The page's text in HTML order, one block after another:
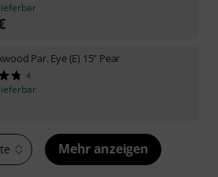
Par. Eye (E) 15" Pear
4
Mehr anzeigen